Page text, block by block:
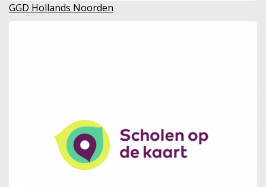
GGD Hollands Noorden